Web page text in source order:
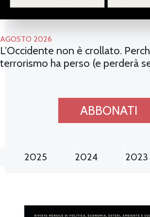
AGOSTO 2026
L’Occidente non è crollato.
terrorismo ha perso (e perderà
ABBONATI
2025 2024 2023